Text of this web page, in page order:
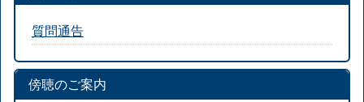
質問通告
傍聴のご案内